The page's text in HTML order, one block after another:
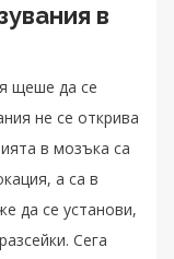
в
щеше да се
не се открива
в мозъка са
а са в
да се установи,
Сега